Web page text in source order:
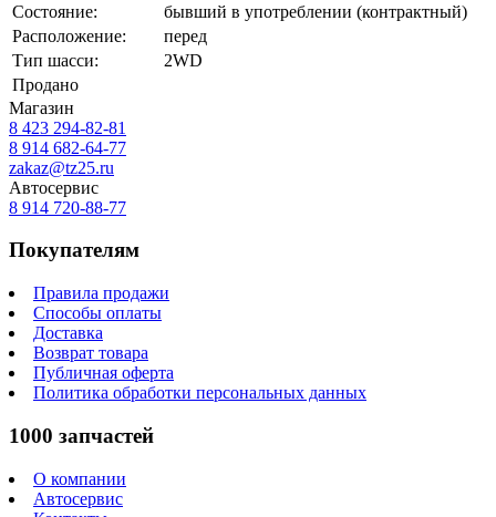
Состояние:
бывший в употреблении (контрактный)
Расположение:
перед
Тип шасси:
2WD
Продано
Магазин
8 423 294-82-81
8 914 682-64-77
zakaz@tz25.ru
Автосервис
8 914 720-88-77
Покупателям
Правила продажи
Способы оплаты
Доставка
Возврат товара
Публичная оферта
Политика обработки персональных данных
1000 запчастей
О компании
Автосервис